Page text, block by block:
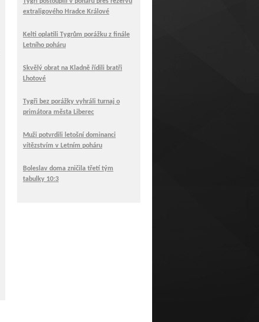
extraligového Hradce Králové
Kelti oplatili Tygrům porážku z finále
Letního poháru
Skvělý obrat na Kladně řídili bratři
Lhotové
Tygři bez porážky vyhráli turnaj o
primátora města Liberec
Muži potvrdili letošní dominanci
vítězstvím v Letním poháru
Boleslav doma zničila třetí tým
tabulky 10:3